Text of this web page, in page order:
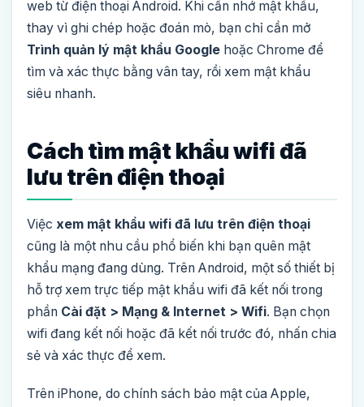
web từ điện thoại Android. Khi cần nhớ mật khẩu,
thay vì ghi chép hoặc đoán mò, bạn chỉ cần mở
Trình quản lý mật khẩu Google hoặc Chrome để
tìm và xác thực bằng vân tay, rồi xem mật khẩu
siêu nhanh.
Cách tìm mật khẩu wifi đã
lưu trên điện thoại
Việc xem mật khẩu wifi đã lưu trên điện thoại
cũng là một nhu cầu phổ biến khi bạn quên mật
khẩu mạng đang dùng. Trên Android, một số thiết bị
hỗ trợ xem trực tiếp mật khẩu wifi đã kết nối trong
phần Cài đặt > Mạng & Internet > Wifi. Bạn chọn
wifi đang kết nối hoặc đã kết nối trước đó, nhấn chia
sẻ và xác thực để xem.
Trên iPhone, do chính sách bảo mật của Apple,